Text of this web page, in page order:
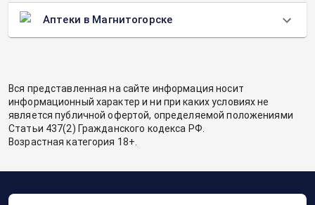
Аптеки в Магнитогорске
Вся представленная на сайте информация носит
информационный характер и ни при каких условиях не
является публичной офертой, определяемой положениями
Статьи 437(2) Гражданского кодекса РФ.
Возрастная категория 18+.